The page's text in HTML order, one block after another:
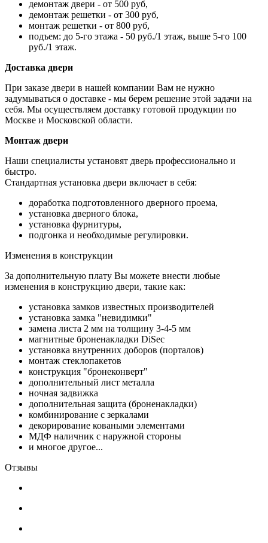
демонтаж двери - от 500 руб,
демонтаж решетки - от 300 руб,
монтаж решетки - от 800 руб,
подъем: до 5-го этажа - 50 руб./1 этаж, выше 5-го 100
руб./1 этаж.
Доставка двери
При заказе двери в нашей компании Вам не нужно
задумываться о доставке - мы берем решение этой задачи на
себя. Мы осуществляем доставку готовой продукции по
Москве и Московской области.
Монтаж двери
Наши специалисты установят дверь профессионально и
быстро.
Стандартная установка двери включает в себя:
доработка подготовленного дверного проема,
установка дверного блока,
установка фурнитуры,
подгонка и необходимые регулировки.
Изменения в конструкции
За дополнительную плату Вы можете внести любые
изменения в конструкцию двери, такие как:
установка замков известных производителей
установка замка "невидимки"
замена листа 2 мм на толщину 3-4-5 мм
магнитные броненакладки DiSec
установка внутренних доборов (порталов)
монтаж стеклопакетов
конструкция "бронеконверт"
дополнительный лист металла
ночная задвижка
дополнительная защита (броненакладки)
комбинирование с зеркалами
декорирование коваными элементами
МДФ наличник с наружной стороны
и многое другое...
Отзывы